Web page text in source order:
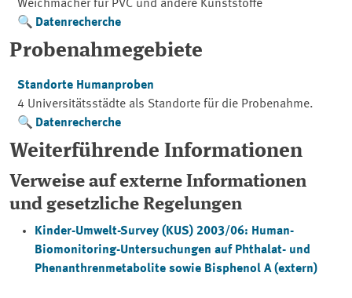
Weichmacher für PVC und andere Kunststoffe
Datenrecherche
Probenahmegebiete
Standorte Humanproben
4 Universitätsstädte als Standorte für die Probenahme.
Datenrecherche
Weiterführende Informationen
Verweise auf externe Informationen
und gesetzliche Regelungen
Kinder-Umwelt-Survey (KUS) 2003/06: Human-
Biomonitoring-Untersuchungen auf Phthalat- und
Phenanthrenmetabolite sowie Bisphenol A (extern)